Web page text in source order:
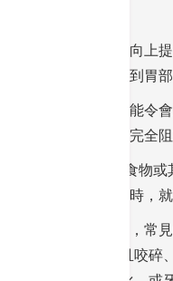
咀嚼後，舌頭就會向
食物可經食道推落到胃部
說話而分心，就可能
缺氧。若呼吸道遭完全
俗稱「落錯格」)的食物
是在肺部積存下來時，
比一般健康人士高，常
嚨較成人窄，而且咬碎